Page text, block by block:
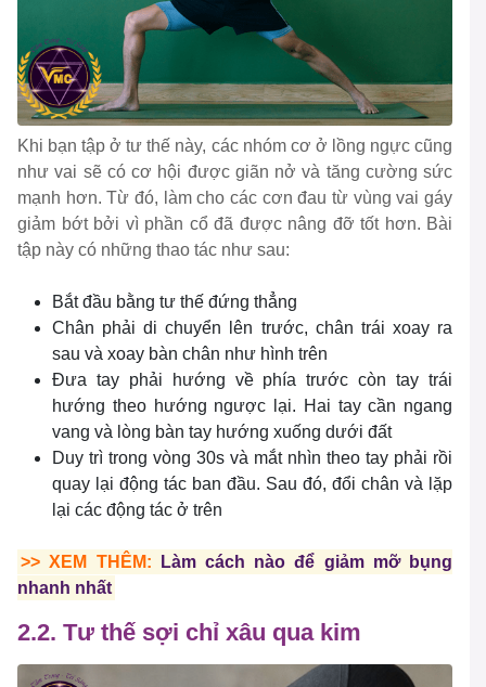
Khi bạn tập ở tư thế này, các nhóm cơ ở lồng ngực cũng
như vai sẽ có cơ hội được giãn nở và tăng cường sức
mạnh hơn. Từ đó, làm cho các cơn đau từ vùng vai gáy
giảm bớt bởi vì phần cổ đã được nâng đỡ tốt hơn. Bài
tập này có những thao tác như sau:
Bắt đầu bằng tư thế đứng thẳng
Chân phải di chuyển lên trước, chân trái xoay ra
sau và xoay bàn chân như hình trên
Đưa tay phải hướng về phía trước còn tay trái
hướng theo hướng ngược lại. Hai tay cần ngang
vang và lòng bàn tay hướng xuống dưới đất
Duy trì trong vòng 30s và mắt nhìn theo tay phải rồi
quay lại động tác ban đầu. Sau đó, đổi chân và lặp
lại các động tác ở trên
>> XEM THÊM:
Làm cách nào để giảm mỡ bụng
nhanh nhất
2.2. Tư thế sợi chỉ xâu qua kim